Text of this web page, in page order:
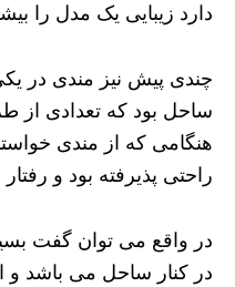
دارد زیبایی یک مدل را
چندی پیش نیز مندی در
ساحل بود که تعدادی از
هنگامی که از مندی
راحتی پذیرفته بود و
در واقع می توان گفت
در کنار ساحل می باشد و